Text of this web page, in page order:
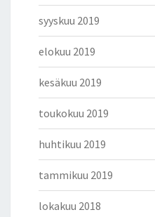
syyskuu 2019
elokuu 2019
kesäkuu 2019
toukokuu 2019
huhtikuu 2019
tammikuu 2019
lokakuu 2018